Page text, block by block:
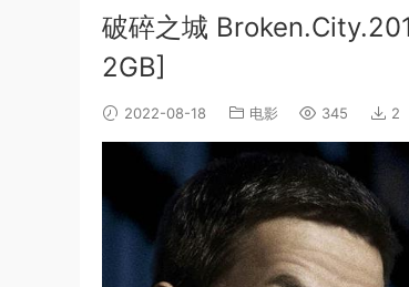
破碎之城
2GB]
2022-08-18 电影 345 2